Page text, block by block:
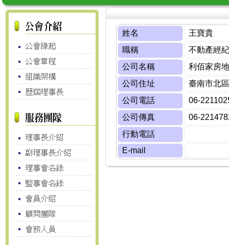
空白回首頁 公會介紹 服務團隊 公會訊息
姓名
王寶貴
職稱
不動產經
公司名稱
利佰家房
公司住址
臺南市北
公司電話
06-
公司傳真
06-
行動電話
E-mail